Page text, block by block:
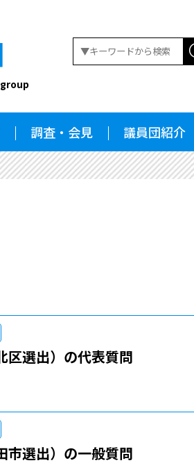
調査・会見 議員団紹介
選出）の代表質問
選出）の一般質問